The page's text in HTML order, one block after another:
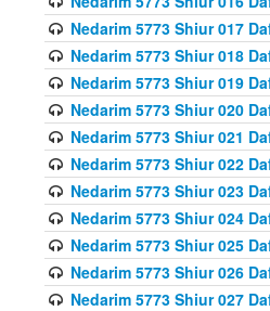
Nedarim 5773 Shiur 017
Nedarim 5773 Shiur 018
Nedarim 5773 Shiur 019
Nedarim 5773 Shiur 020
Nedarim 5773 Shiur 021
Nedarim 5773 Shiur 022
Nedarim 5773 Shiur 023
Nedarim 5773 Shiur 024
Nedarim 5773 Shiur 025
Nedarim 5773 Shiur 026
Nedarim 5773 Shiur 027